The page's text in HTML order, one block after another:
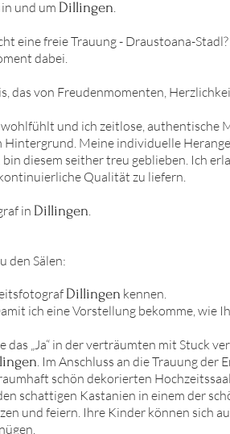
und um Dillingen.
eine freie Trauung - Draustoana-
dabei.
das von Freudenmomenten,
und ich zeitlose, authentische
Meine individuelle
diesem seither treu geblieben. Ich
Qualität zu liefern.
in Dillingen.
den Sälen:
Dillingen kennen.
ich eine Vorstellung bekomme, wie
das „Ja“ in der verträumten mit Stuck
. Im Anschluss an die Trauung der
schön dekorierten
schattigen Kastanien in einem der
und feiern. Ihre Kinder können sich